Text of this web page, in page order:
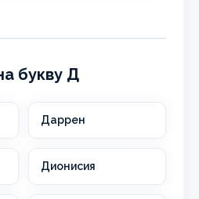
букву Д
Даррен
Дионисия